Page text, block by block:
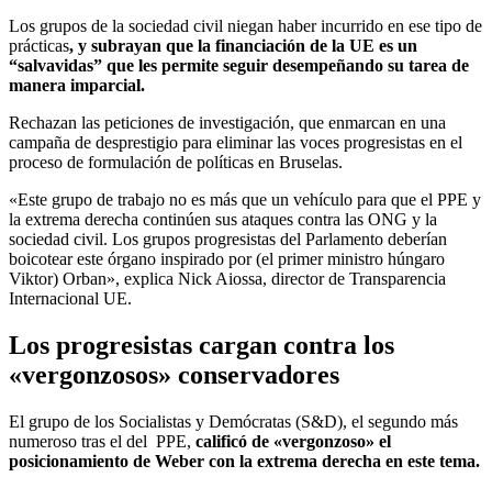
Los grupos de la sociedad civil niegan haber incurrido en ese tipo de
prácticas, y subrayan que la financiación de la UE es un
“salvavidas” que les permite seguir desempeñando su tarea de
manera imparcial.
Rechazan las peticiones de investigación, que enmarcan en una
campaña de desprestigio para eliminar las voces progresistas en el
proceso de formulación de políticas en Bruselas.
«Este grupo de trabajo no es más que un vehículo para que el PPE y
la extrema derecha continúen sus ataques contra las ONG y la
sociedad civil. Los grupos progresistas del Parlamento deberían
boicotear este órgano inspirado por (el primer ministro húngaro
Viktor) Orban», explica Nick Aiossa, director de Transparencia
Internacional UE.
Los progresistas cargan contra los
«vergonzosos» conservadores
El grupo de los Socialistas y Demócratas (S&D), el segundo más
numeroso tras el del PPE, calificó de «vergonzoso» el
posicionamiento de Weber con la extrema derecha en este tema.